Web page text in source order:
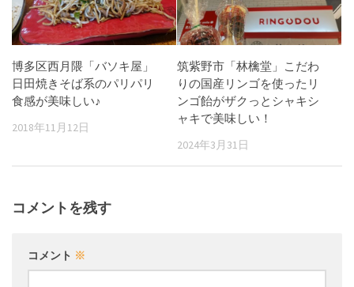
博多区西月隈「バソキ屋」
日田焼きそば系のパリパリ
食感が美味しい♪
2018年11月12日
筑紫野市「林檎堂」こだわ
りの国産リンゴを使ったリ
ンゴ飴がザクっとシャキシ
ャキで美味しい！
2024年3月31日
コメントを残す
コメント ※